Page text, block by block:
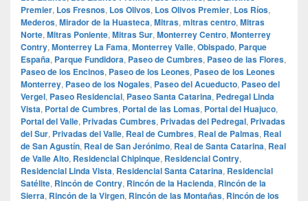
Premier, Los Fresnos, Los Olivos, Los Olivos Premier, Los Ríos,
Mederos, Mirador de la Huasteca, Mitras, mitras centro, Mitras
Norte, Mitras Poniente, Mitras Sur, Monterrey Centro, Monterrey
Contry, Monterrey La Fama, Monterrey Valle, Obispado, Parque
España, Parque Fundidora, Paseo de Cumbres, Paseo de las Flores,
Paseo de los Encinos, Paseo de los Leones, Paseo de los Leones
Monterrey, Paseo de los Nogales, Paseo del Acueducto, Paseo del
Vergel, Paseo Residencial, Paseo Santa Catarina, Pedregal Linda
Vista, Portal de Cumbres, Portal de las Lomas, Portal del Huajuco,
Portal del Valle, Privadas Cumbres, Privadas del Pedregal, Privadas
del Sur, Privadas del Valle, Real de Cumbres, Real de Palmas, Real
de San Agustín, Real de San Jerónimo, Real de Santa Catarina, Real
de Valle Alto, Residencial Chipinque, Residencial Contry,
Residencial Linda Vista, Residencial Santa Catarina, Residencial
Satélite, Rincón de Contry, Rincón de la Hacienda, Rincón de la
Sierra, Rincón de la Virgen, Rincón de las Montañas, Rincón de los